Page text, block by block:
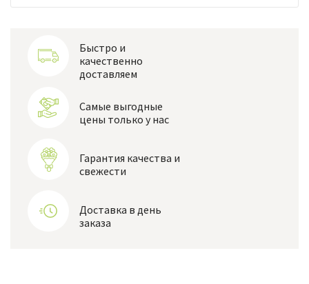
Быстро и
качественно
доставляем
Самые выгодные
цены только у нас
Гарантия качества и
свежести
Доставка в день
заказа